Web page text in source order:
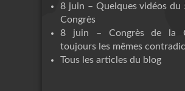
8 juin – Quelques vidéos du
Congrès
8 juin – Congrès de la
toujours les mêmes
Tous les articles du blog